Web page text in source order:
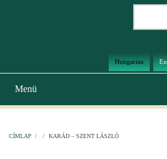
Hungarian
Main
navigation
Menü
CÍMLAP / / KARÁD – SZENT LÁSZLÓ